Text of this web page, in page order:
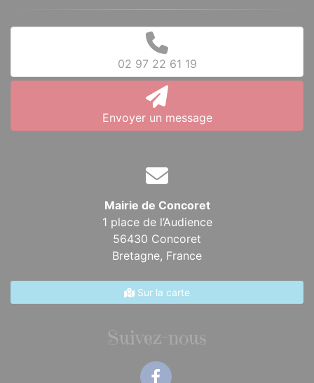
02 97 22 61 19
Envoyer un message
Mairie de Concoret
1 place de l’Audience
56430 Concoret
Bretagne, France
Sur la carte
Suivez-nous